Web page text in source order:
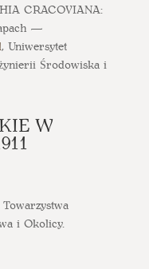
CRACOVIANA:
—
, Uniwersytet
Środowiska i
W
i Okolicy.